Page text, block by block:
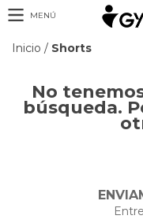
MENÚ
Inicio / Shorts
No
búsqueda.